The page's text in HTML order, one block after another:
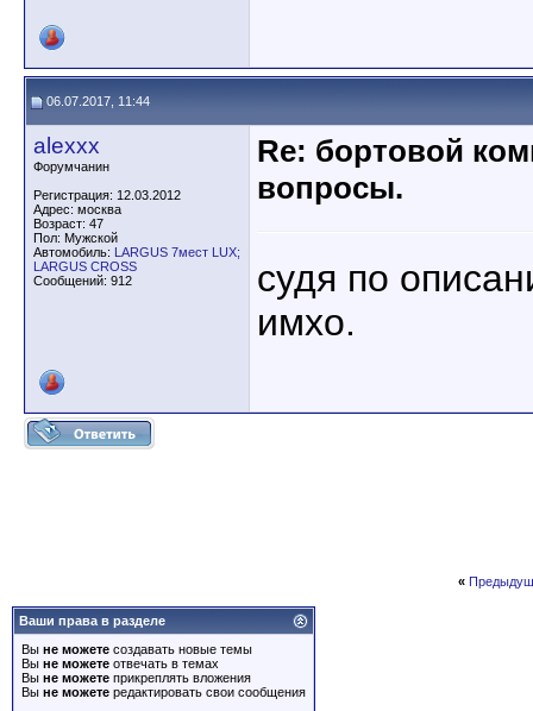
06.07.2017, 11:44
alexxx
Форумчанин
Регистрация: 12.03.2012
Адрес: москва
Возраст: 47
Пол: Мужской
Автомобиль: LARGUS 7мест LUX;
LARGUS CROSS
Сообщений: 912
Re: бортовой
вопросы.
судя по
имхо.
«
Ваши права в разделе
Вы не можете создавать новые темы
Вы не можете отвечать в темах
Вы не можете прикреплять вложения
Вы не можете редактировать свои сообщения